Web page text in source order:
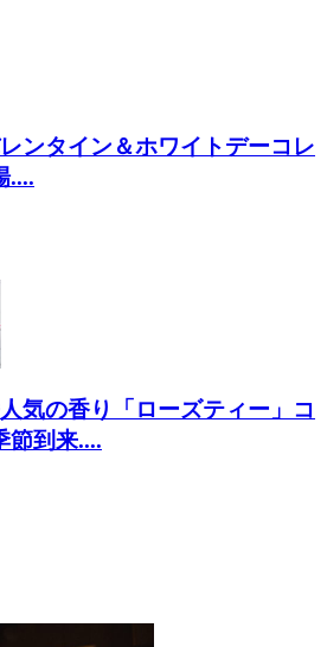
ンタイン＆ホワイトデーコレ
....
気の香り「ローズティー」コ
節到来....